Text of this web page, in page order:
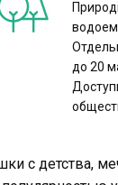
до 20
с детства,